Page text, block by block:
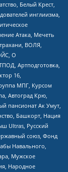
Белый Крест,
инглиизма,
Атака, Мечеть
ВОЛЯ,
О
Артподготовка,
16,
МПГ, Курсом
Автоград Крю,
пансионат Ак Умут,
Башкорт, Нация
Ultras, Русский
союз, Фонд
Навального,
Мужское
Народное